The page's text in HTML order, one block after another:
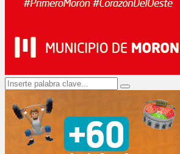
Search
for:
Search